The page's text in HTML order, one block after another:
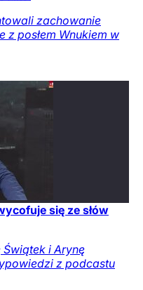
zachowanie
z posłem Wnukiem w
się ze słów
Świątek i Arynę
z podcastu